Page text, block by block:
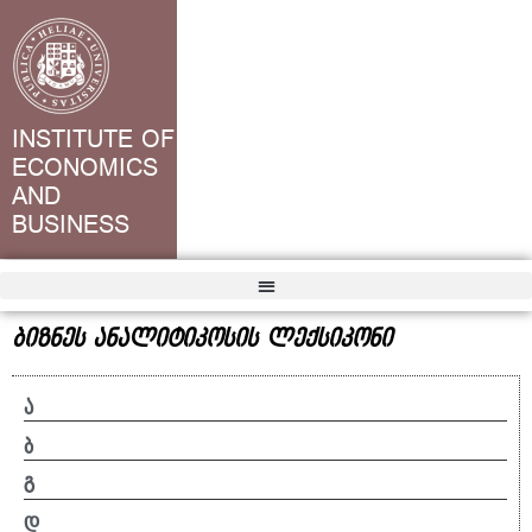
INSTITUTE OF
ECONOMICS
AND
BUSINESS
ბიზნეს ანალიტიკოსის ლექსიკონი
ა
ბ
გ
დ